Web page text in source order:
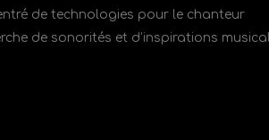
de technologies pour le chanteur
de sonorités et d’inspirations